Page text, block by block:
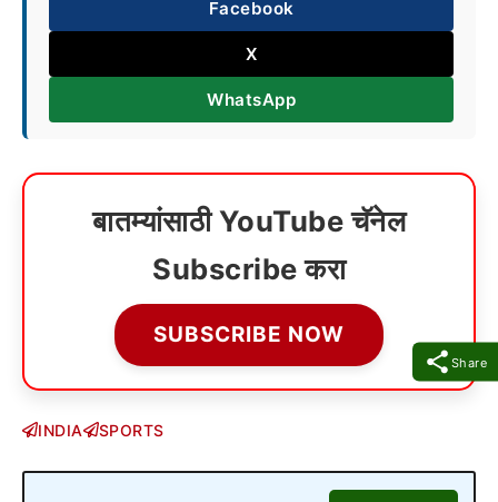
Share
Facebook
X
WhatsApp
बातम्यांसाठी YouTube चॅनेल
Subscribe करा
SUBSCRIBE NOW
INDIA SPORTS